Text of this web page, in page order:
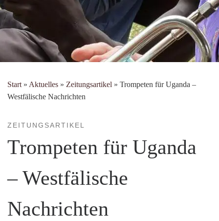
Start » Aktuelles » Zeitungsartikel » Trompeten für Uganda –
Westfälische Nachrichten
ZEITUNGSARTIKEL
Trompeten für Uganda
– Westfälische
Nachrichten